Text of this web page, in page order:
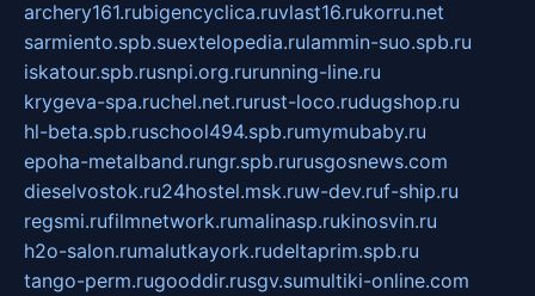
archery161.rubigencyclica.ruvlast16.rukorru.net
sarmiento.spb.suextelopedia.rulammin-suo.spb.ru
iskatour.spb.rusnpi.org.rurunning-line.ru
krygeva-spa.ruchel.net.rurust-loco.rudugshop.ru
hl-beta.spb.ruschool494.spb.rumymubaby.ru
epoha-metalband.rungr.spb.rurusgosnews.com
dieselvostok.ru24hostel.msk.ruw-dev.ruf-ship.ru
regsmi.rufilmnetwork.rumalinasp.rukinosvin.ru
h2o-salon.rumalutkayork.rudeltaprim.spb.ru
tango-perm.rugooddir.rusgv.sumultiki-online.com